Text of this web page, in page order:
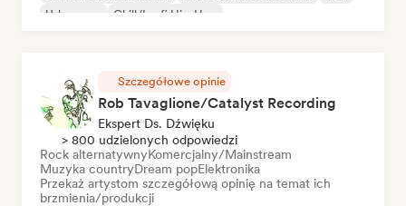
Urban pop
Chill/Lo-fi Hip-Hop
Szczegółowe opinie
Rob Tavaglione/Catalyst Recording
Ekspert Ds. Dźwięku
> 800 udzielonych odpowiedzi
Rock alternatywnyKomercjalny/Mainstream
Muzyka countryDream popElektronika
Przekaż artystom szczegółową opinię na temat ich
brzmienia/produkcji